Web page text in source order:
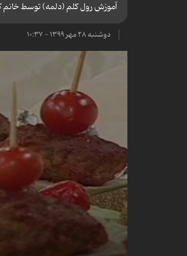
آموزش رول کلم (دلمه) توسط خانم
دوشنبه ۲۸ مهر ۱۳۹۹ - ۱۰:۳۷